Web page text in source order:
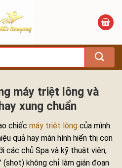
máy triệt lông và
xung chuẩn
chiếc máy triệt lông của mình
quả hay màn hình hiển thị con
các chủ Spa và kỹ thuật viên,
(shot) không chỉ làm gián đoạn